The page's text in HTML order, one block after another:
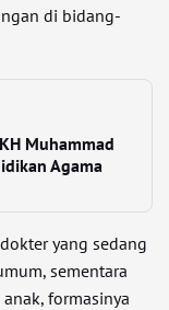
di bidang-
Muhammad
Agama
yang sedang
sementara
formasinya